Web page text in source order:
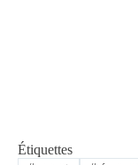
Étiquettes